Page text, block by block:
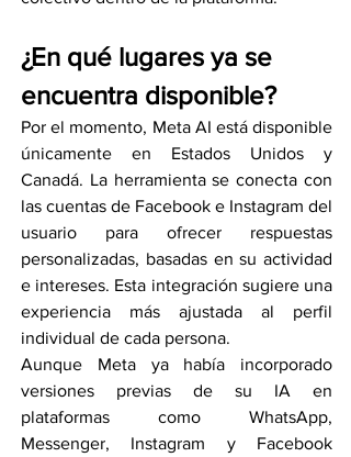
¿En qué lugares ya se
encuentra disponible?
Por el momento, Meta AI está disponible
únicamente en Estados Unidos y
Canadá. La herramienta se conecta con
las cuentas de Facebook e Instagram del
usuario para ofrecer respuestas
personalizadas, basadas en su actividad
e intereses. Esta integración sugiere una
experiencia más ajustada al perfil
individual de cada persona.
Aunque Meta ya había incorporado
versiones previas de su IA en
plataformas como WhatsApp,
Messenger, Instagram y Facebook